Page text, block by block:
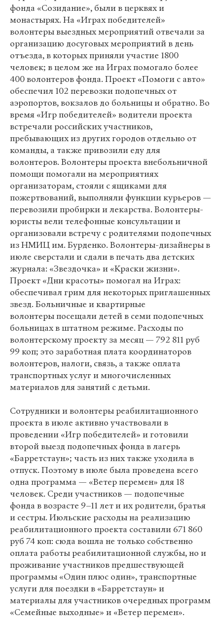
фонда «Созидание», были в церквях и
монастырях. На «Играх победителей»
волонтеры выездных мероприятий отвечали за
организацию досуговых мероприятий в день
отъезда, в которых приняли участие 1800
человек; в целом же на Играх помогало более
400 волонтеров фонда. Проект «Помоги с авто»
обеспечил 102 перевозки подопечных от
аэропортов, вокзалов до больницы и обратно. Во
время «Игр победителей» водители проекта
встречали российских участников,
пребывающих из других городов отдельно от
команды, а также привозили еду для
волонтеров. Волонтеры проекта внебольничной
помощи помогали на мероприятиях
организаторам, стояли с ящиками для
пожертвований, выполняли функции курьеров —
перевозили пробирки и лекарства. Волонтеры-
юристы вели телефонные консультации и
организовали встречу с родителями подопечных
из НМИЦ им. Бурденко. Волонтеры-дизайнеры в
июле сверстали и сдали в печать два детских
журнала: «Звездочка» и «Краски жизни».
Проект «Дни красоты» помогал на Играх:
обеспечивал грим для некоторых приглашенных
звезд. Больничные и квартирные
волонтеры посещали детей в семи подопечных
больницах в штатном режиме. Расходы по
волонтерскому проекту за месяц — 792 811 руб
99 коп; это заработная плата координаторов
волонтеров, налоги, связь, а также оплата
транспортных услуг и многочисленных
материалов для занятий с детьми.
Сотрудники и волонтеры реабилитационного
проекта в июле активно участвовали в
проведении «Игр победителей» и готовили
второй выезд подопечных фонда в лагерь
«Барретстаун»; часть из них также уходила в
отпуск. Поэтому в июле была проведена всего
одна программа — «Ветер перемен» для 18
человек. Среди участников — подопечные
фонда в возрасте 9–11 лет и их родители, братья
и сестры. Июльские расходы на реализацию
реабилитационного проекта составили 671 860
руб 74 коп: сюда вошла не только собственно
оплата работы реабилитационной службы, но и
проживание участников предшествующей
программы «Один плюс один», транспортные
услуги для поездки в «Барретстаун» и
материалы для участников очередных программ
«Семейные выходные» и «Ветер перемен».